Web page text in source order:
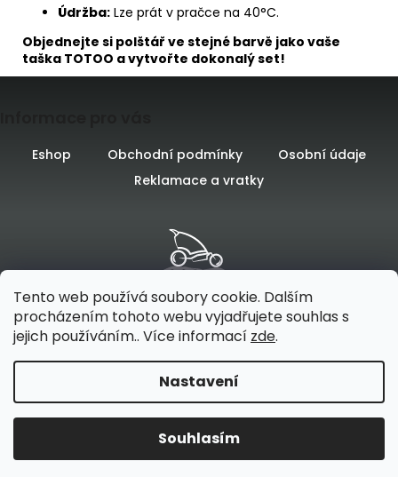
Tento web používá soubory cookie. Dalším
procházením tohoto webu vyjadřujete souhlas s
jejich používáním.. Více informací zde.
Nastavení
Souhlasím
Údržba: Lze prát v pračce na 40°C.
Objednejte si polštář ve stejné barvě jako vaše
taška TOTOO a vytvořte dokonalý set!
Eshop Obchodní podmínky
Osobní údaje
Reklamace a vratky
Vytvořilo na platformě
Vytvořil Shoptet
Odpružení - specialista na přepravu
dětí a psů. Všechna práva vyhrazena.